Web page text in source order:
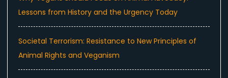
Lessons from History and the Urgency Today
Societal Terrorism: Resistance to New Principles of
Animal Rights and Veganism